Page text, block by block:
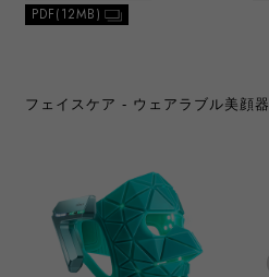
PDF(12MB)
フェイスケア - ウェアラブル美顔器